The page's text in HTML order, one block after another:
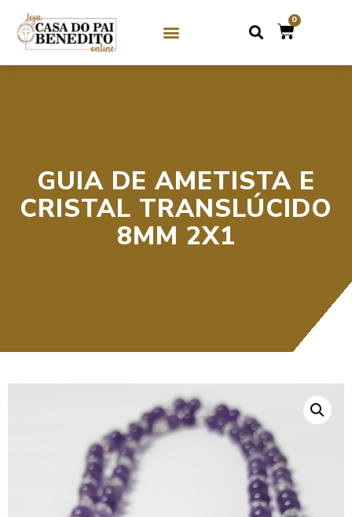
0
GUIA DE AMETISTA E
CRISTAL TRANSLÚCIDO
8MM 2X1